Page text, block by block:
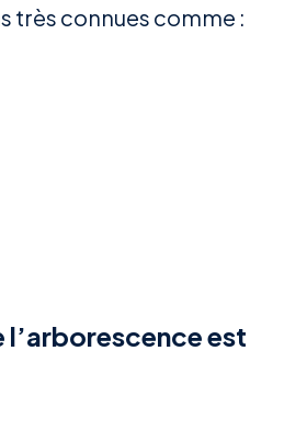
très connues comme :
l’arborescence est